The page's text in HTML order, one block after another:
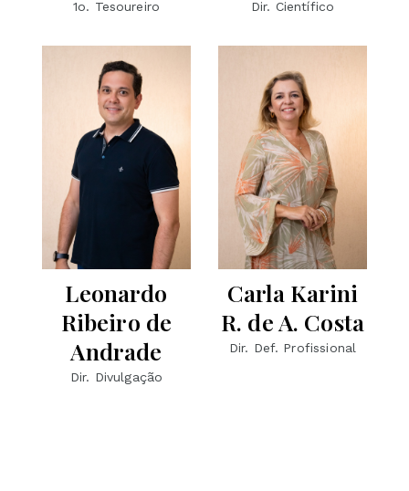
1o. Tesoureiro Dir. Científico
Leonardo
Ribeiro de
Andrade
Dir. Divulgação
Carla Karini
R. de A. Costa
Dir. Def. Profissional